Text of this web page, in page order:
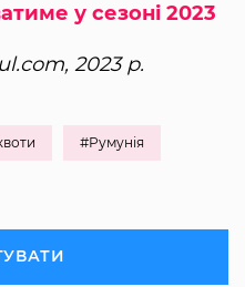
у сезоні 2023
2023 р.
#Румунія